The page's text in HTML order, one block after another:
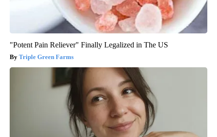
"Potent Pain Reliever" Finally Legalized in The US
Triple Green Farms